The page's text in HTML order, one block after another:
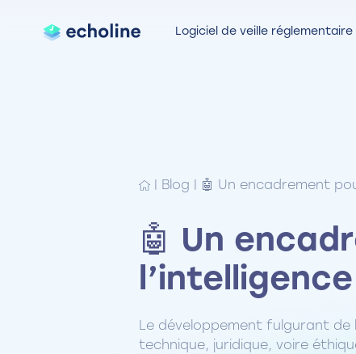
Logiciel de veille réglementaire
Blog 🤖 Un encadrement
🤖 Un
Le développement fulgurant de
technique, juridique, voire